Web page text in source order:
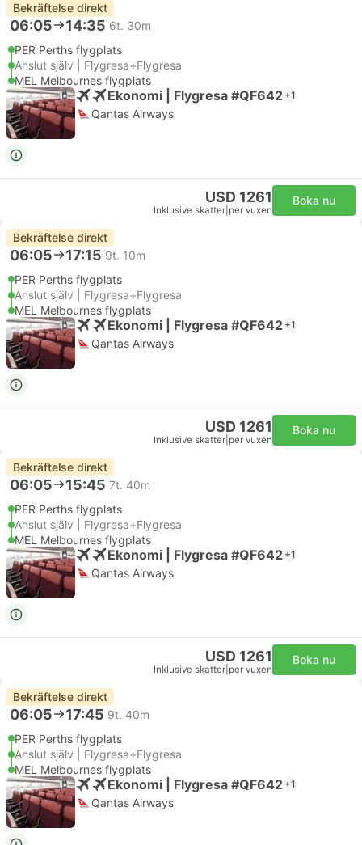
Bekräftelse direkt
06:05 14:35 6t. 30m
PER Perths flygplats
Anslut själv | Flygresa+Flygresa
MEL Melbournes flygplats
Ekonomi | Flygresa #QF642 +1
Qantas Airways
USD 1261
Inklusive skatter per vuxen
Boka nu
Bekräftelse direkt
06:05 17:15 9t. 10m
PER Perths flygplats
Anslut själv | Flygresa+Flygresa
MEL Melbournes flygplats
Ekonomi | Flygresa #QF642 +1
Qantas Airways
USD 1261
Inklusive skatter per vuxen
Boka nu
Bekräftelse direkt
06:05 15:45 7t. 40m
PER Perths flygplats
Anslut själv | Flygresa+Flygresa
MEL Melbournes flygplats
Ekonomi | Flygresa #QF642 +1
Qantas Airways
USD 1261
Inklusive skatter per vuxen
Boka nu
Bekräftelse direkt
06:05 17:45 9t. 40m
PER Perths flygplats
Anslut själv | Flygresa+Flygresa
MEL Melbournes flygplats
Ekonomi | Flygresa #QF642 +1
Qantas Airways